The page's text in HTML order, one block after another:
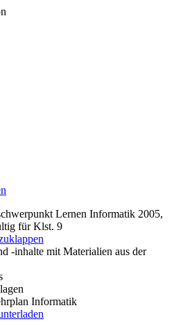
Lernen Informatik 2005,
für Klst. 9
-inhalte mit Materialien aus der
Informatik